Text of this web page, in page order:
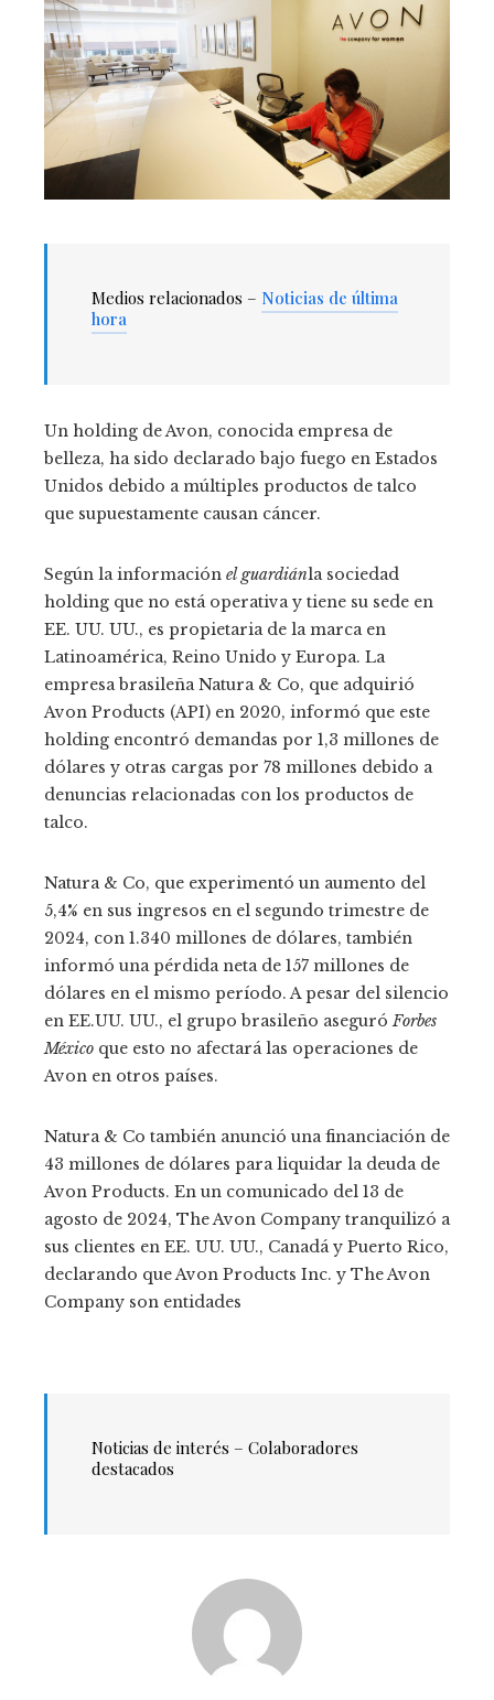
Medios relacionados – Noticias de última
hora
Un holding de Avon, conocida empresa de
belleza, ha sido declarado bajo fuego en Estados
Unidos debido a múltiples productos de talco
que supuestamente causan cáncer.
Según la información el guardiánla sociedad
holding que no está operativa y tiene su sede en
EE. UU. UU., es propietaria de la marca en
Latinoamérica, Reino Unido y Europa. La
empresa brasileña Natura & Co, que adquirió
Avon Products (API) en 2020, informó que este
holding encontró demandas por 1,3 millones de
dólares y otras cargas por 78 millones debido a
denuncias relacionadas con los productos de
talco.
Natura & Co, que experimentó un aumento del
5,4% en sus ingresos en el segundo trimestre de
2024, con 1.340 millones de dólares, también
informó una pérdida neta de 157 millones de
dólares en el mismo período. A pesar del silencio
en EE.UU. UU., el grupo brasileño aseguróForbes
México que esto no afectará las operaciones de
Avon en otros países.
Natura & Co también anunció una financiación de
43 millones de dólares para liquidar la deuda de
Avon Products. En un comunicado del 13 de
agosto de 2024, The Avon Company tranquilizó a
sus clientes en EE. UU. UU., Canadá y Puerto Rico,
declarando que Avon Products Inc. y The Avon
Company son entidades
Noticias de interés – Colaboradores
destacados